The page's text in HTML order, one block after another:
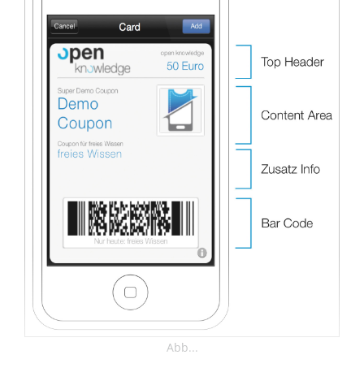
Abb...